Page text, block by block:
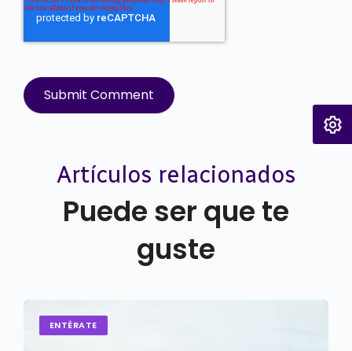
Artículos relacionados
Puede ser que te
guste
ENTÉRATE